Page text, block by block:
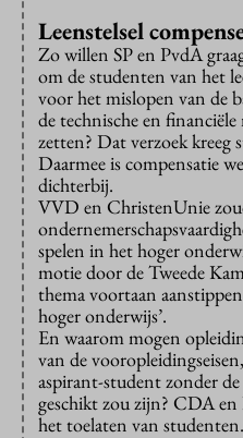
Leenstelsel
Zo willen SP en PvdA
om de studenten van het
voor het mislopen van de
de technische en
zetten? Dat verzoek kreeg
Daarmee is compensatie
dichterbij.
VVD en ChristenUnie
spelen in het hoger
motie door de Tweede
thema voortaan
hoger onderwijs’.
En waarom mogen
van de
aspirant-student zonder
geschikt zou zijn? CDA en
het toelaten van studenten.